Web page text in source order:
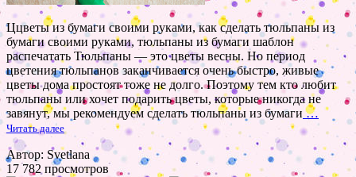
Ццветы из бумаги своими руками, как сделать тюльпаны из
бумаги своими руками, тюльпаны из бумаги шаблон
распечатать Тюльпаны — это цветы весны. Но период
цветения тюльпанов заканчивается очень быстро, живые
цветы дома простоят тоже не долго. Поэтому тем кто любит
тюльпаны или хочет подарить цветы, которые никогда не
завянут, мы рекомендуем сделать тюльпаны из бумаги …
Читать далее
Автор: Svetlana
17 782 просмотров